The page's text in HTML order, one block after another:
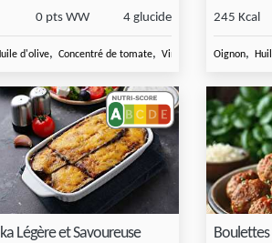
nature
0 pts WW 4 glucide
d'olive, Concentré de tomate, Vin blanc pour,Queue
245 Kcal
Oignon,
Légère et Savoureuse